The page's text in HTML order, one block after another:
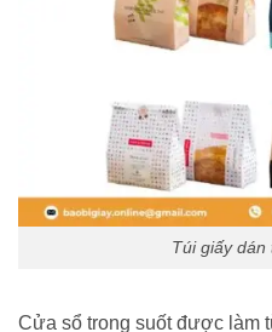
Túi giấy dán
Cửa sổ trong suốt được làm